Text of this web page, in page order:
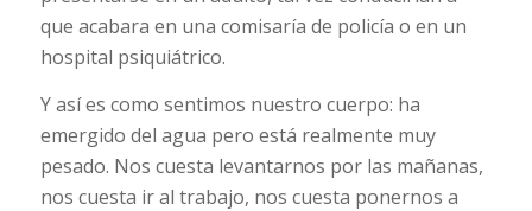
que acabara en una comisaría de policía o en un
hospital psiquiátrico.
Y así es como sentimos nuestro cuerpo: ha
emergido del agua pero está realmente muy
pesado. Nos cuesta levantarnos por las mañanas,
nos cuesta ir al trabajo, nos cuesta ponernos a